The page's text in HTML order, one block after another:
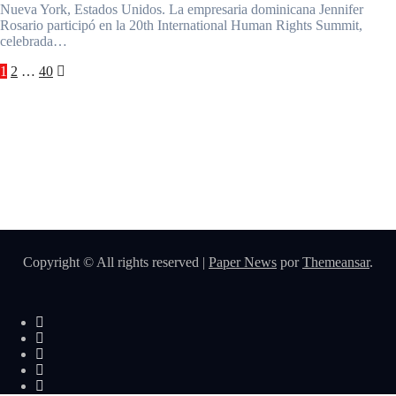
Nueva York, Estados Unidos. La empresaria dominicana Jennifer
Rosario participó en la 20th International Human Rights Summit,
celebrada…
1 2 … 40
Copyright © All rights reserved | Paper News porThemeansar.